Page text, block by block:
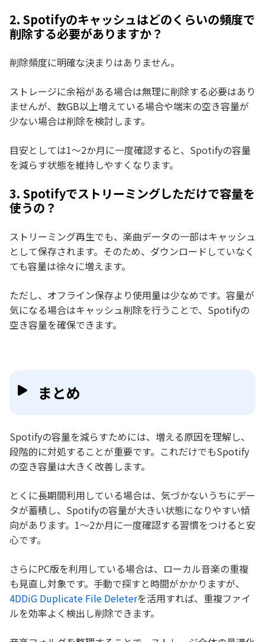
2. Spotifyのキャッシュはどのくらいの頻度で
削除する必要がありますか？
削除頻度に明確な決まりはありません。
ストレージに余裕がある場合は無理に削除する必要はあり
ませんが、数GB以上増えている場合や端末の空き容量が
少ない場合は削除を検討します。
目安としては1〜2か月に一度確認すると、Spotifyの容量
を減らす状態を維持しやすくなります。
3. Spotifyでストリーミングしただけで容量を
使うの？
ストリーミング再生でも、楽曲データの一部はキャッシュ
として保存されます。そのため、ダウンロードしていなく
ても容量は徐々に増えます。
ただし、オフライン保存より使用量は少なめです。容量が
気になる場合はキャッシュ削除を行うことで、Spotifyの
空き容量を確保できます。
まとめ
Spotifyの容量を減らすためには、増える原因を理解し、
段階的に対処することが重要です。これだけでもSpotify
の空き容量は大きく改善します。
とくに長期間利用している場合は、気づかないうちにデー
タが蓄積し、Spotifyの容量が大きい状態になりやすい傾
向があります。1〜2か月に一度確認する習慣をつけると安
心です。
さらにPC版を利用している場合は、ローカル音楽の重複
も見直し対象です。手動で探すと時間がかかりますが、
4DDiG Duplicate File Deleterを活用すれば、重複ファイ
ルを効率よく検出し削除できます。